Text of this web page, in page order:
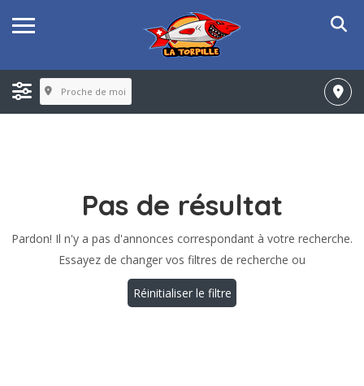
Proche de moi
Pas de résultat
Pardon! Il n'y a pas d'annonces correspondant à votre recherche.
Essayez de changer vos filtres de recherche ou
Réinitialiser le filtre